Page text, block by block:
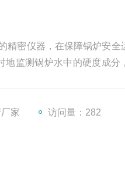
精密仪器，在保障锅炉安全
地监测锅炉水中的硬度成分
家 访问量：282